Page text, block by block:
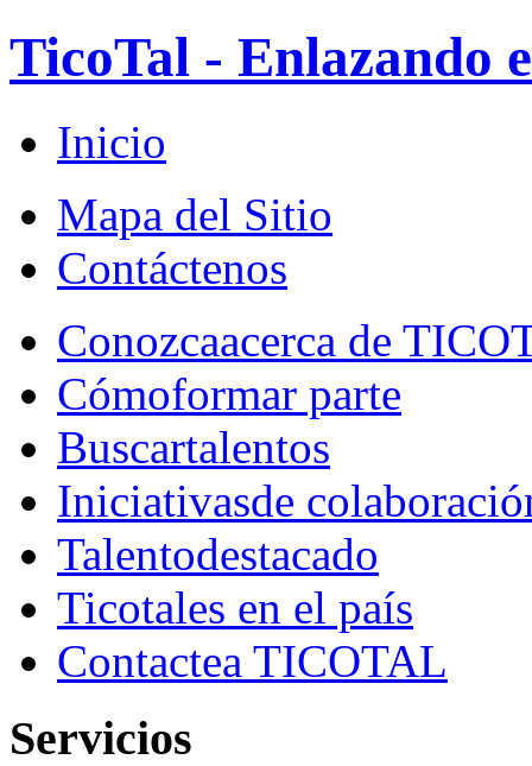
TicoTal - Enlazando
Inicio
Mapa del Sitio
Contáctenos
Conozcaacerca de
Cómoformar parte
Buscartalentos
Iniciativasde
Talentodestacado
Ticotales en el país
Contactea TICOTAL
Servicios